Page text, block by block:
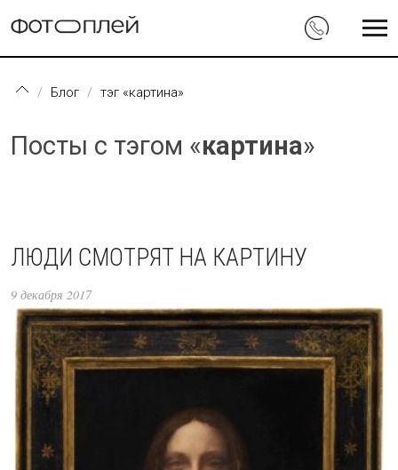
Блог тэг «картина»
Посты с тэгом «картина»
ЛЮДИ СМОТРЯТ НА КАРТИНУ
9 декабря 2017